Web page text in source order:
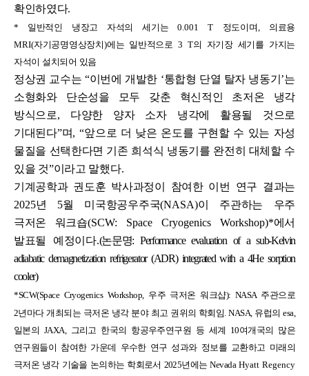
확인하였다.
* 일반적인 냉장고 자석의 세기는0.001 T 정도이며, 의료용
MRI(자기공명영상장치)에는 일반적으로 3 T의 자기장 세기를 가지는
자석이 설치되어 있음
정상권 교수는 “이번에 개발한 ‘통합형 단열 탈자 냉동기 ’는
소형화와 단순성을 모두 갖춘 혁신적인 초저온 냉각
방식으로, 다양한 양자 소자 냉각에 활용될 것으로
기대된다”며, “앞으로 더 낮은 온도를 구현할 수 있는 자성
물질을 선택한다면 기존 희석식 냉동기를 완전히 대체할 수
있을 것”이라고 말했다.
기계공학과 권도훈 박사과정이 참여한 이번 연구 결과는
2025년 5월 미국항공우주국(NASA)이 주관하는 우주
극저온 워크숍(SCW: Space Cryogenics Workshop)*에서
발표될 예정이다.(논문명: Performance evaluation of a sub-Kelvin
adiabatic demagnetization refrigerator (ADR) integrated with a 4He sorption
cooler)
*SCW(Space Cryogenics Workshop, 우주 극저온 워크샵): NASA 주관으로
2년마다 개최되는 극저온 냉각 분야 최고 권위의 학회임. NASA, 유럽의esa,
일본의 JAXA, 그리고 한국의 항공우주연구원 등 세계 10여개국의 많은
연구원들이 참여한 가운데 우수한 연구 성과와 정보를 교환하고 미래의
극저온 냉각 기술을 논의하는 학회로서 2025년에는Nevada Hyatt Regency